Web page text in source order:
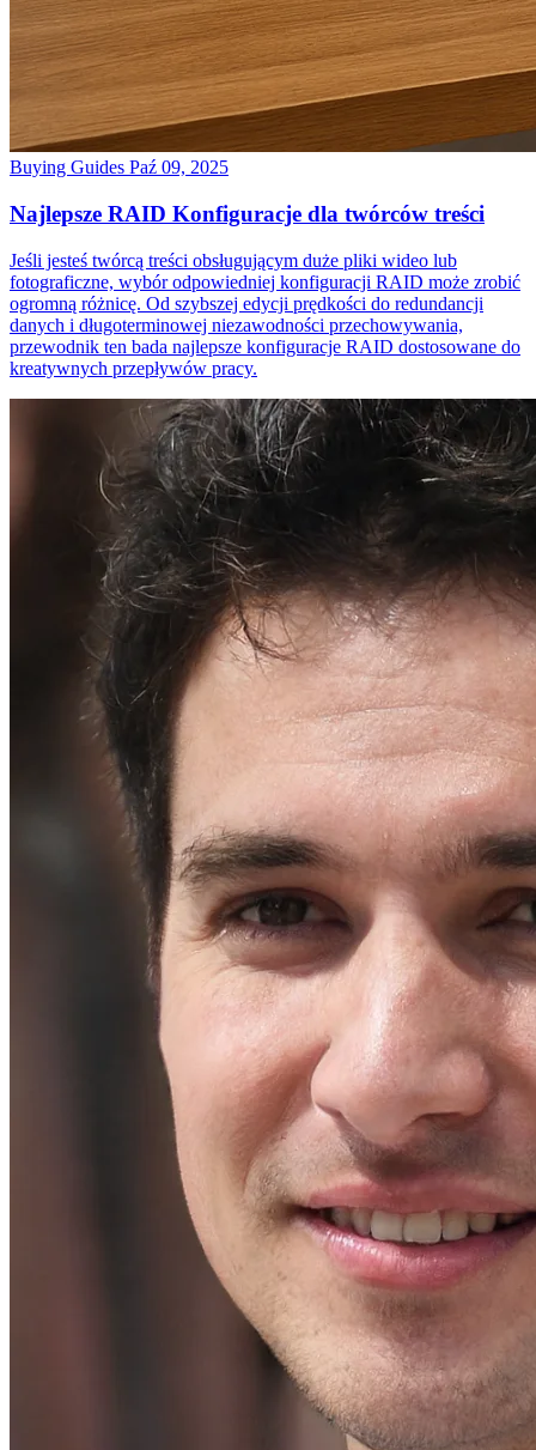
Buying Guides Paź 09, 2025
Najlepsze RAID Konfiguracje dla twórców treści
Jeśli jesteś twórcą treści obsługującym duże pliki wideo lub
fotograficzne, wybór odpowiedniej konfiguracji RAID może zrobić
ogromną różnicę. Od szybszej edycji prędkości do redundancji
danych i długoterminowej niezawodności przechowywania,
przewodnik ten bada najlepsze konfiguracje RAID dostosowane do
kreatywnych przepływów pracy.